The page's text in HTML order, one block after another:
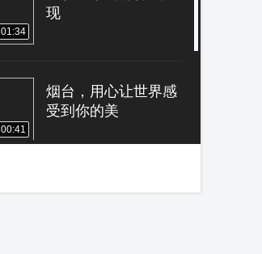
01:34
现
00:41
烟台，用心让世界感
受到你的美
凤凰城市咖啡节开幕